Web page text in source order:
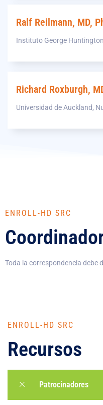
Ralf Reilmann, MD,
Instituto George
Richard Roxburgh,
Universidad de Auckland,
ENROLL-HD SRC
Toda la correspondencia debe
ENROLL-HD SRC
Recursos
Patrocinadores